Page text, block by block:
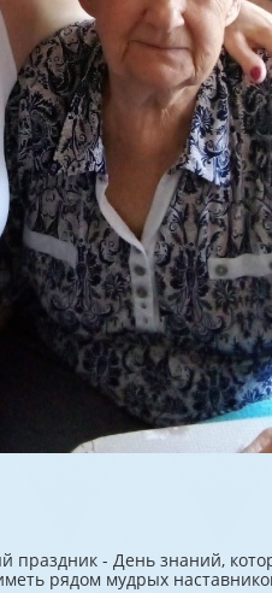
праздник - День знаний,
рядом мудрых